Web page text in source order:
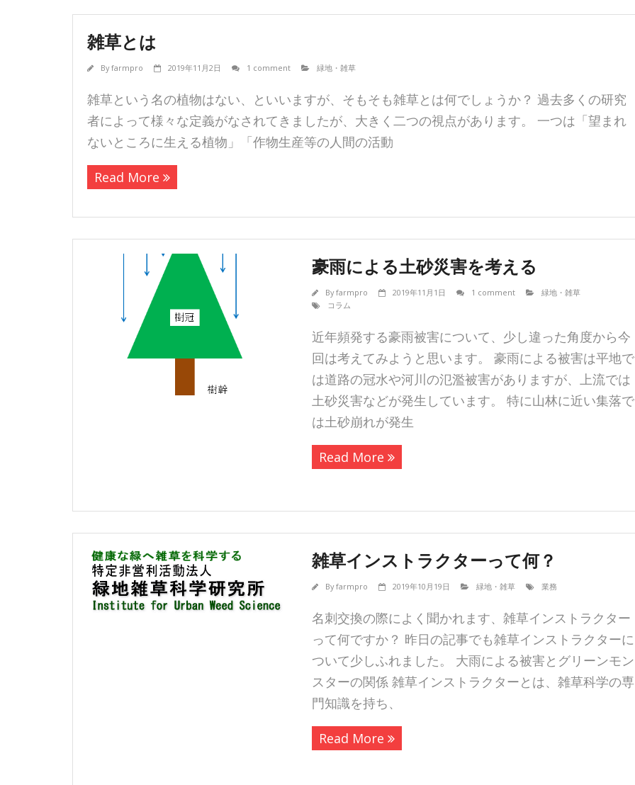
雑草とは
Byfarmpro 2019年11月2日 1 comment 緑地・雑草
雑草という名の植物はない、といいますが、そもそも雑草とは何でしょうか？ 過去多くの研究
者によって様々な定義がなされてきましたが、大きく二つの視点があります。 一つは「望まれ
ないところに生える植物」「作物生産等の人間の活動
Read More
豪雨による土砂災害を考える
Byfarmpro 2019年11月1日 1 comment
緑地・雑草
コラム
近年頻発する豪雨被害について、少し違った角度から今
回は考えてみようと思います。 豪雨による被害は平地で
は道路の冠水や河川の氾濫被害がありますが、上流では
土砂災害などが発生しています。 特に山林に近い集落で
は土砂崩れが発生
Read More
雑草インストラクターって何？
Byfarmpro 2019年10月19日 緑地・雑草 業務
名刺交換の際によく聞かれます、雑草インストラクター
って何ですか？ 昨日の記事でも雑草インストラクターに
ついて少しふれました。 大雨による被害とグリーンモン
スターの関係 雑草インストラクターとは、雑草科学の専
門知識を持ち、
Read More